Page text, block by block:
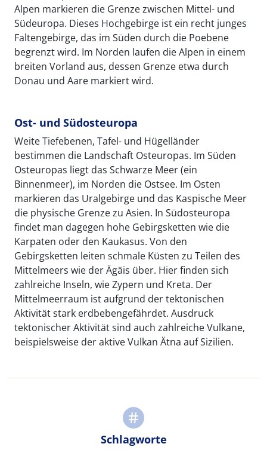
Alpen markieren die Grenze zwischen Mittel- und
Südeuropa. Dieses Hochgebirge ist ein recht junges
Faltengebirge, das im Süden durch die Poebene
begrenzt wird. Im Norden laufen die Alpen in einem
breiten Vorland aus, dessen Grenze etwa durch
Donau und Aare markiert wird.
Ost- und Südosteuropa
Weite Tiefebenen, Tafel- und Hügelländer
bestimmen die Landschaft Osteuropas. Im Süden
Osteuropas liegt das Schwarze Meer (ein
Binnenmeer), im Norden die Ostsee. Im Osten
markieren das Uralgebirge und das Kaspische Meer
die physische Grenze zu Asien. In Südosteuropa
findet man dagegen hohe Gebirgsketten wie die
Karpaten oder den Kaukasus. Von den
Gebirgsketten leiten schmale Küsten zu Teilen des
Mittelmeers wie der Ägäis über. Hier finden sich
zahlreiche Inseln, wie Zypern und Kreta. Der
Mittelmeerraum ist aufgrund der tektonischen
Aktivität stark erdbebengefährdet. Ausdruck
tektonischer Aktivität sind auch zahlreiche Vulkane,
beispielsweise der aktive Vulkan Ätna auf Sizilien.
Schlagworte